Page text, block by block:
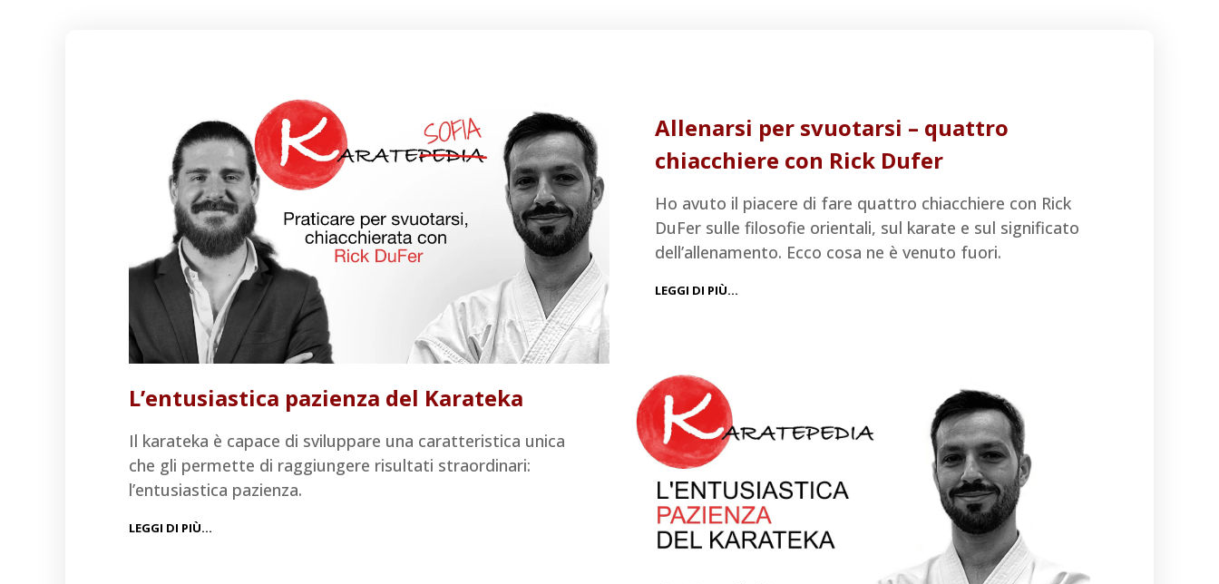
Allenarsi per svuotarsi – quattro
chiacchiere con Rick Dufer
Ho avuto il piacere di fare quattro chiacchiere con Rick
DuFer sulle filosofie orientali, sul karate e sul significato
dell’allenamento. Ecco cosa ne è venuto fuori.
LEGGI DI PIÙ…
L’entusiastica pazienza del Karateka
Il karateka è capace di sviluppare una caratteristica unica
che gli permette di raggiungere risultati straordinari:
l’entusiastica pazienza.
LEGGI DI PIÙ…